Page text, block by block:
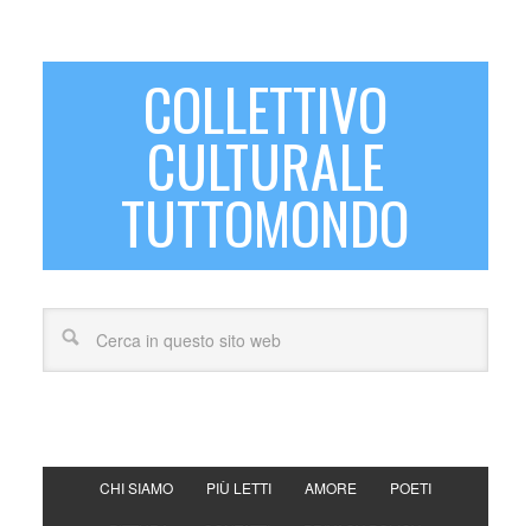
COLLETTIVO
CULTURALE
TUTTOMONDO
CHI SIAMO PIÙ LETTI AMORE POETI